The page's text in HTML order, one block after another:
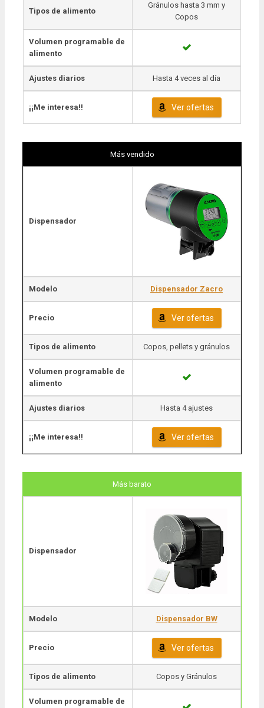
Tipos de alimento
Gránulos hasta 3 mm y
Copos
Volumen programable de
alimento
Ajustes diarios Hasta 4 veces al día
¡¡Me interesa!! Ver ofertas
Más vendido
Dispensador
Modelo Dispensador Zacro
Precio Ver ofertas
Tipos de alimento Copos, pellets y gránulos
Volumen programable de
alimento
Ajustes diarios Hasta 4 ajustes
¡¡Me interesa!! Ver ofertas
Más barato
Dispensador
Modelo Dispensador BW
Precio Ver ofertas
Tipos de alimento Copos y Gránulos
Volumen programable de